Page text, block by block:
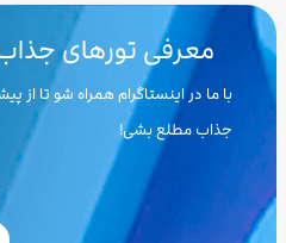
معرفی تورهای
با ما در اینستاگرام همراه شو تا از
جذاب مطلع بشی!